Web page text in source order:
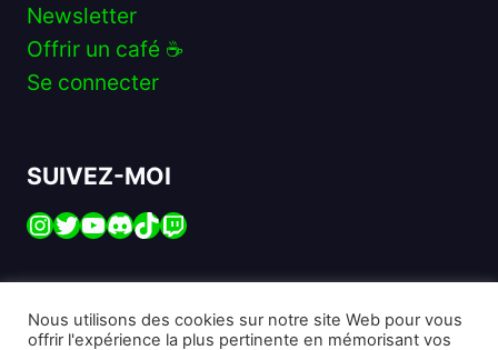
Newsletter
Offrir un café ☕️
Se connecter
SUIVEZ-MOI
Instagram
Twitter
YouTube
Discord
TikTok
Twitch
Nous utilisons des cookies sur notre site Web pour vous
offrir l'expérience la plus pertinente en mémorisant vos